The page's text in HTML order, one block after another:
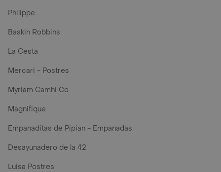
Philippe
Baskin Robbins
La Cesta
Mercari - Postres
Myriam Camhi Co
Magnifique
Empanaditas de Pipian - Empanadas
Desayunadero de la 42
Luisa Postres